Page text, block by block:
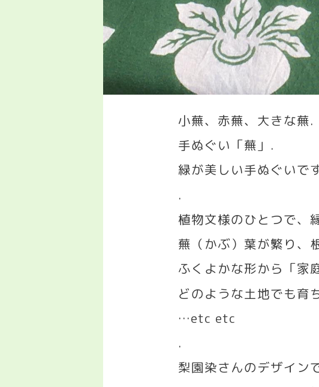
小蕪、赤蕪、大きな蕪.
手ぬぐい「蕪」 .
緑が美しい手ぬぐいで
.
植物文様のひとつで、
蕪（かぶ）葉が繁り、
ふくよかな形から「家
どのような土地でも育
…etc etc
.
梨園染さんのデザイン